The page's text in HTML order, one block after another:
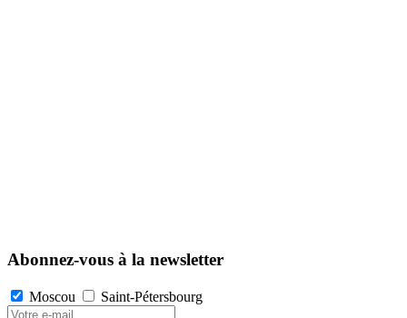
Abonnez-vous à la newsletter
Moscou Saint-Pétersbourg